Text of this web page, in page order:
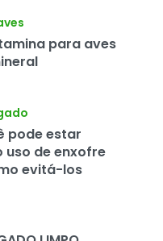
para aves
pode estar
uso de enxofre
evitá-los